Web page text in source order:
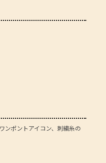
ンポントアイコン、刺繍糸の